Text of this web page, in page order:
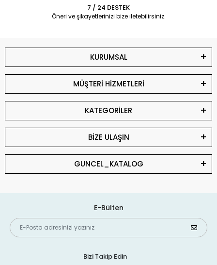
7 / 24 DESTEK
Öneri ve şikayetlerinizi bize iletebilirsiniz.
KURUMSAL
MÜŞTERİ HİZMETLERİ
KATEGORİLER
BİZE ULAŞIN
GUNCEL_KATALOG
E-Bülten
Bizi Takip Edin